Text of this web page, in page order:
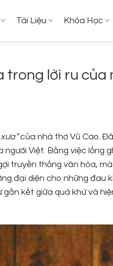
Tài Liệu Khóa Học
trong lời ru của
của nhà thơ Vũ Cao.
Việt. Bằng việc lồng
truyền thống văn hóa,
đại diện cho những đau
kết giữa quá khứ và